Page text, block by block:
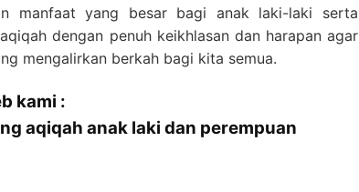
manfaat yang besar bagi anak laki-laki serta
dengan penuh keikhlasan dan harapan agar
mengalirkan berkah bagi kita semua.
kami :
aqiqah anak laki dan perempuan